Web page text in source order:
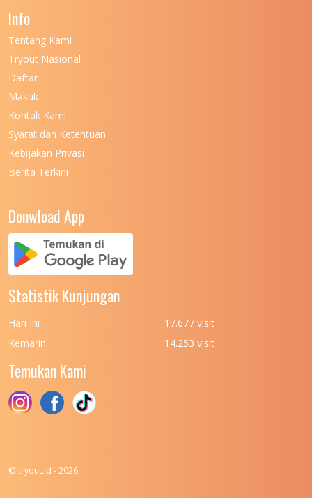
Info
Tentang Kami
Tryout Nasional
Daftar
Masuk
Kontak Kami
Syarat dan Ketentuan
Kebijakan Privasi
Berita Terkini
Donwload App
Statistik Kunjungan
Hari Ini
17.677 visit
Kemarin
14.253 visit
Temukan Kami
© tryout.id - 2026